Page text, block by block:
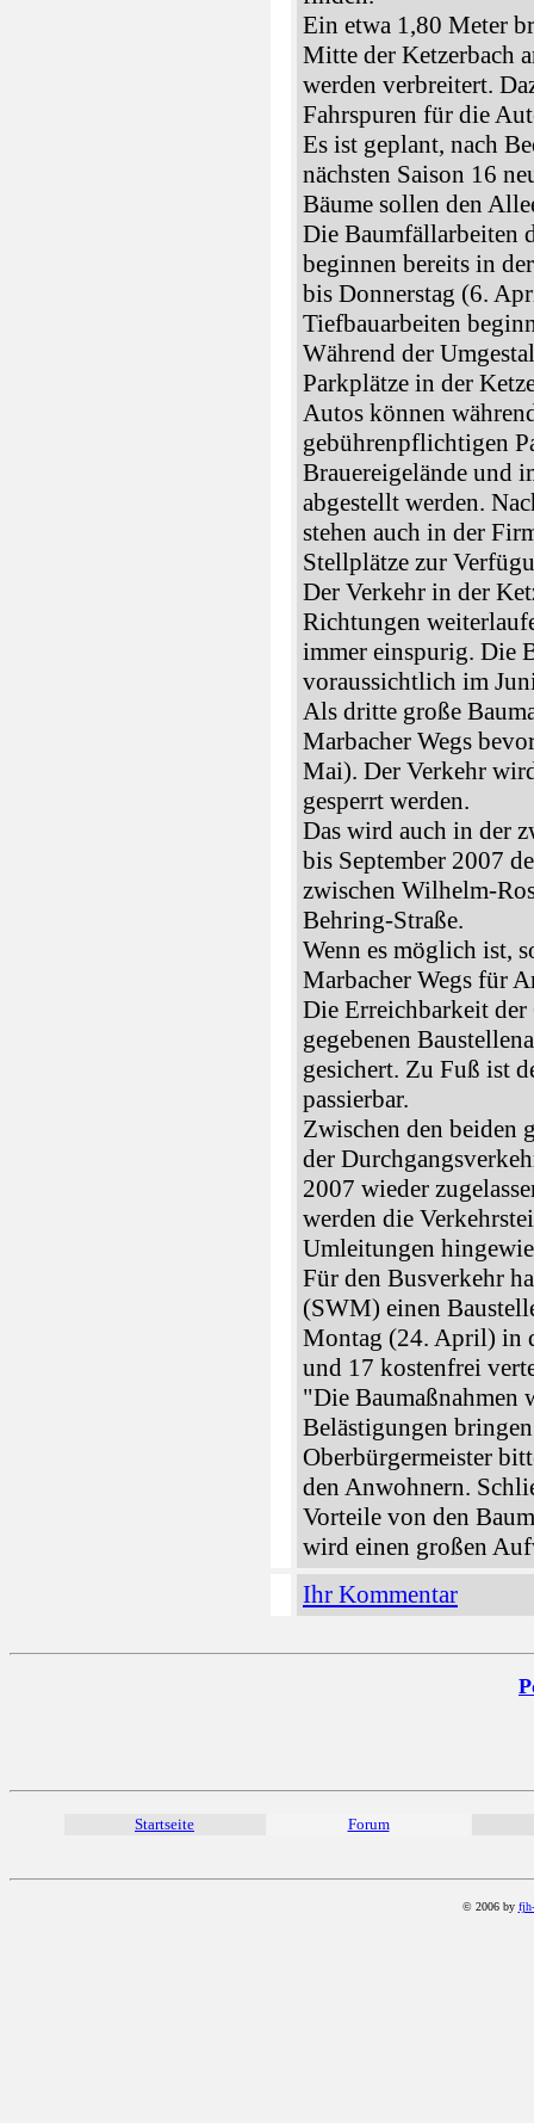
Ein etwa 1,80 Meter
Mitte der Ketzerbach
werden verbreitert.
Fahrspuren für die
Es ist geplant, nach
nächsten Saison 16
Bäume sollen den
Die Baumfällarbeiten
beginnen bereits in
bis Donnerstag (6.
Tiefbauarbeiten
Während der
Parkplätze in der
Autos können
gebührenpflichtigen
Brauereigelände und
abgestellt werden.
stehen auch in der
Stellplätze zur
Der Verkehr in der
Richtungen
immer einspurig. Die
voraussichtlich im
Als dritte große
Marbacher Wegs
Mai). Der Verkehr
gesperrt werden.
Das wird auch in der
bis September 2007
zwischen Wilhelm-
Behring-Straße.
Wenn es möglich ist,
Marbacher Wegs für
Die Erreichbarkeit
gegebenen
gesichert. Zu Fuß ist
passierbar.
Zwischen den beiden
der
2007 wieder
werden die
Umleitungen
Für den Busverkehr
(SWM) einen
Montag (24. April) in
und 17 kostenfrei
"Die Baumaßnahmen
Belästigungen
Oberbürgermeister
den Anwohnern.
Vorteile von den
wird einen großen
Ihr Kommentar
Startseite Forum
© 2006 by